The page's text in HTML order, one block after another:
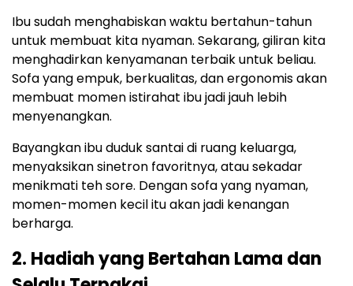
Ibu sudah menghabiskan waktu bertahun-tahun
untuk membuat kita nyaman. Sekarang, giliran kita
menghadirkan kenyamanan terbaik untuk beliau.
Sofa yang empuk, berkualitas, dan ergonomis akan
membuat momen istirahat ibu jadi jauh lebih
menyenangkan.
Bayangkan ibu duduk santai di ruang keluarga,
menyaksikan sinetron favoritnya, atau sekadar
menikmati teh sore. Dengan sofa yang nyaman,
momen-momen kecil itu akan jadi kenangan
berharga.
2. Hadiah yang Bertahan Lama dan